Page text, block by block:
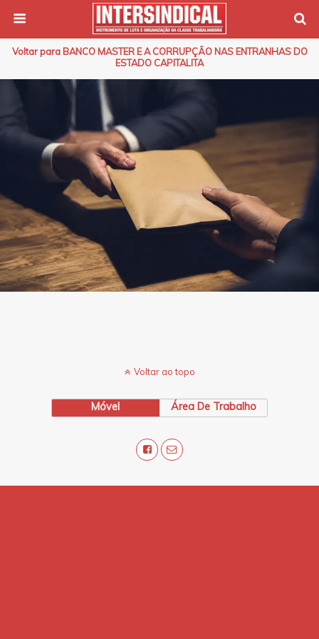
Voltar para BANCO MASTER E A CORRUPÇÃO NAS ENTRANHAS DO
ESTADO CAPITALITA
Voltar ao topo
Móvel Área De Trabalho